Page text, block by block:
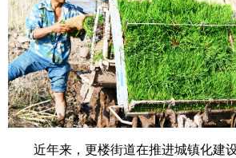
近年来，更楼街道在推进城镇化建